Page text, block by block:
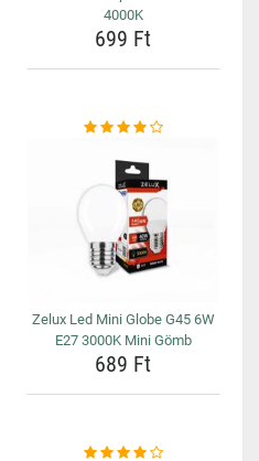
4000K
699 Ft
Zelux Led Mini Globe G45 6W
E27 3000K Mini Gömb
689 Ft